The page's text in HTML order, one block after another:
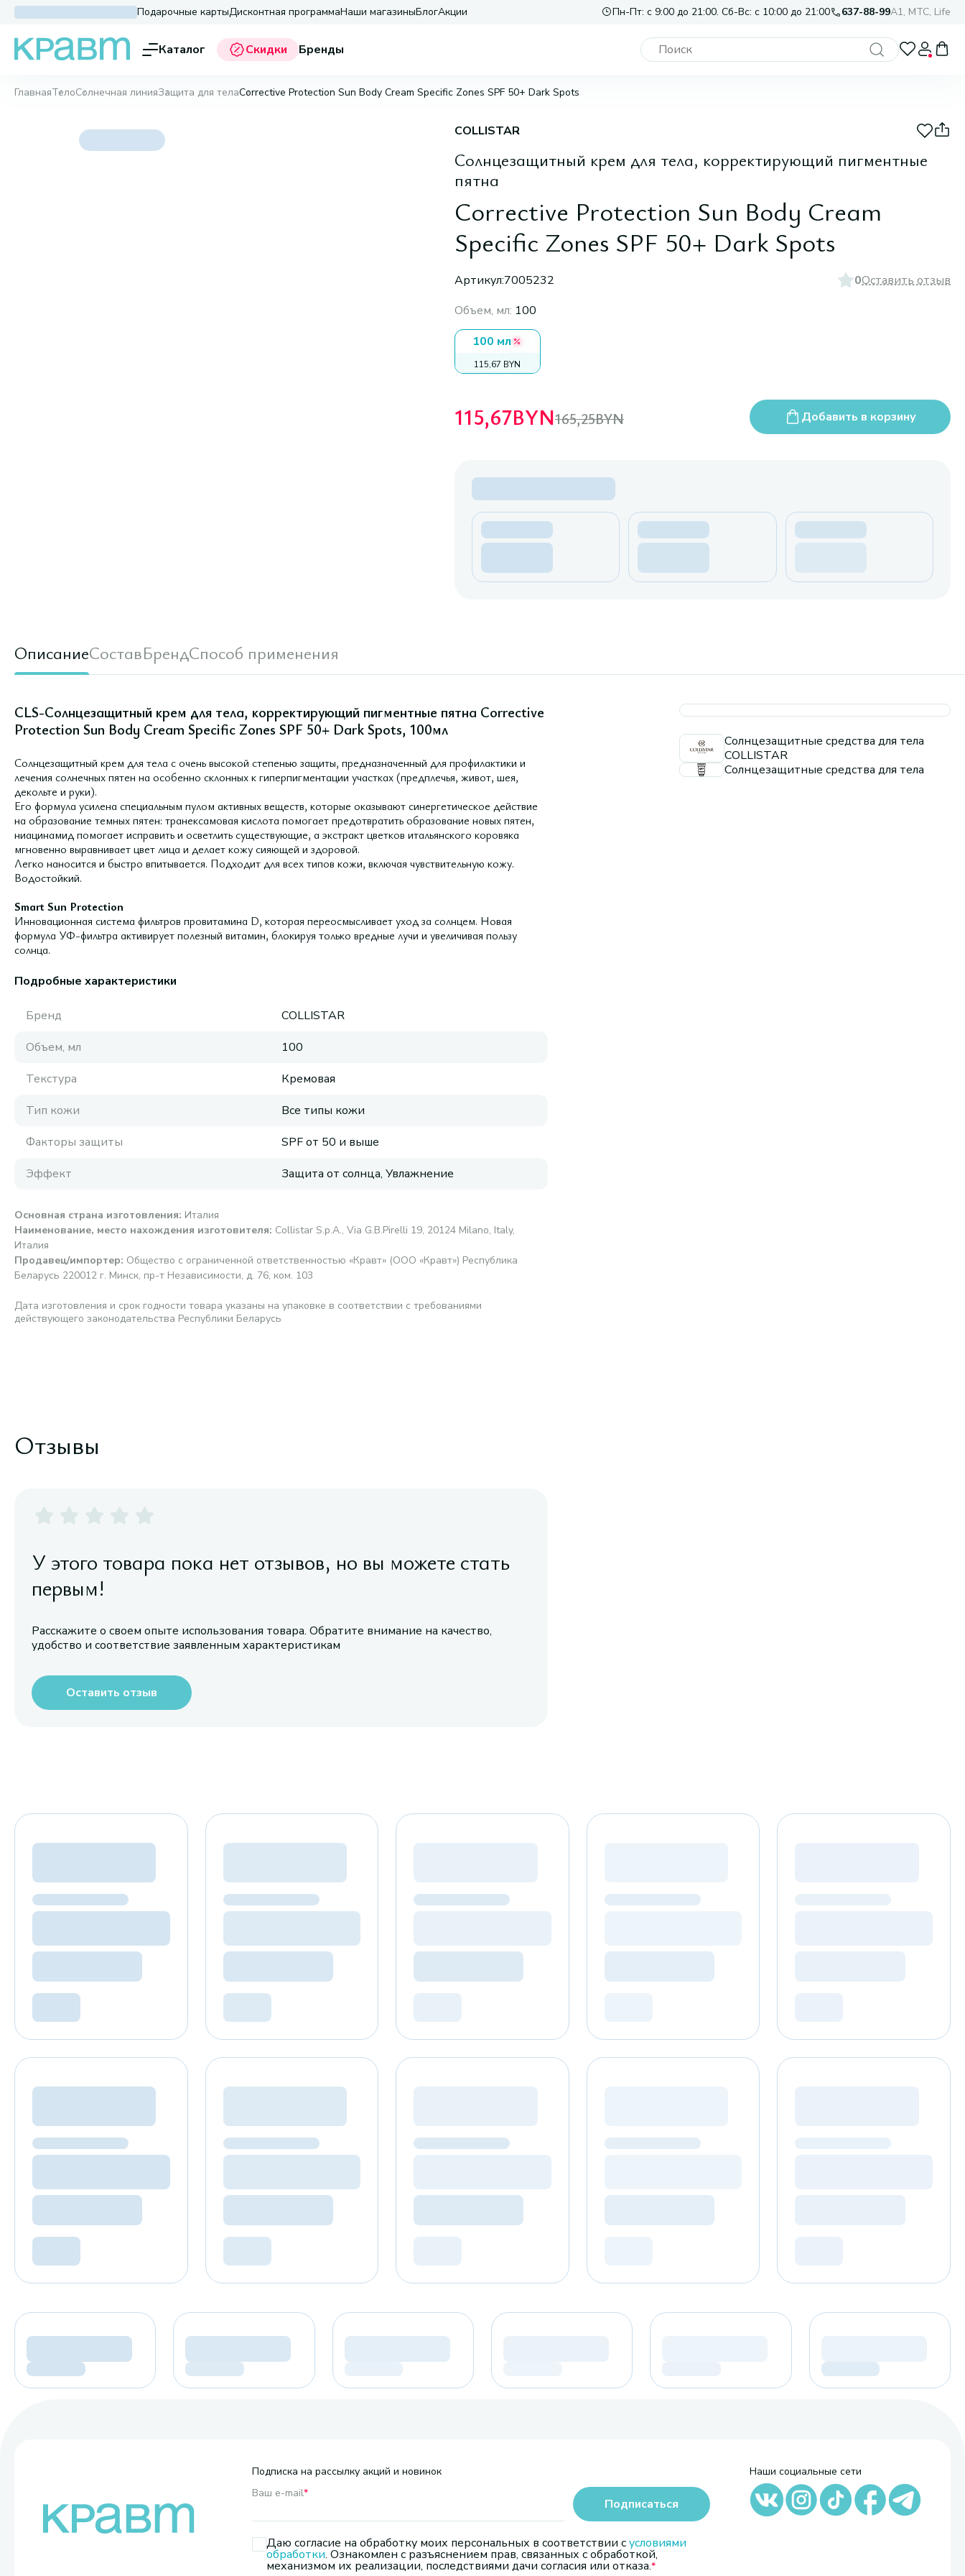
Подарочные картыДисконтная программаНаши магазиныБлогАкции Пн-Пт: с 9:00 до 21:00. Сб-Вс: с 10:00 до 21:00 637-88-99A1, МТС, Life
Каталог Скидки Бренды
ГлавнаяТелоСолнечная линияЗащита для телаCorrective Protection Sun Body Cream Specific Zones SPF 50+ Dark Spots
COLLISTAR
Солнцезащитный крем для тела, корректирующий пигментные
пятна
Corrective Protection Sun Body Cream
Specific Zones SPF 50+ Dark Spots
Артикул:7005232 0Оставить отзыв
Объем, мл: 100
100 мл
115,67 BYN
115,67BYN165,25BYN Добавить в корзину
ОписаниеСоставБрендСпособ применения
CLS-Солнцезащитный крем для тела, корректирующий пигментные пятна Corrective
Protection Sun Body Cream Specific Zones SPF 50+ Dark Spots, 100мл
Солнцезащитный крем для тела с очень высокой степенью защиты, предназначенный для профилактики и
лечения солнечных пятен на особенно склонных к гиперпигментации участках (предплечья, живот, шея,
декольте и руки).
Его формула усилена специальным пулом активных веществ, которые оказывают синергетическое действие
на образование темных пятен: транексамовая кислота помогает предотвратить образование новых пятен,
ниацинамид помогает исправить и осветлить существующие, а экстракт цветков итальянского коровяка
мгновенно выравнивает цвет лица и делает кожу сияющей и здоровой.
Легко наносится и быстро впитывается. Подходит для всех типов кожи, включая чувствительную кожу.
Водостойкий.
Smart Sun Protection
Инновационная система фильтров провитамина D, которая переосмысливает уход за солнцем. Новая
формула УФ-фильтра активирует полезный витамин, блокируя только вредные лучи и увеличивая пользу
солнца.
Подробные характеристики
Бренд
COLLISTAR
Объем, мл
100
Текстура
Кремовая
Тип кожи
Все типы кожи
Факторы защиты
SPF от 50 и выше
Эффект
Защита от солнца, Увлажнение
Основная страна изготовления: Италия
Наименование, место нахождения изготовителя: Collistar S.p.A., Via G.B.Pirelli 19, 20124 Milano, Italy,
Италия
Продавец/импортер: Общество с ограниченной ответственностью «Кравт» (ООО «Кравт») Республика
Беларусь 220012 г. Минск, пр-т Независимости, д. 76, ком. 103
Дата изготовления и срок годности товара указаны на упаковке в соответствии с требованиями
действующего законодательства Республики Беларусь
Солнцезащитные средства для тела
COLLISTAR
Солнцезащитные средства для тела
Отзывы
У этого товара пока нет отзывов, но вы можете стать
первым!
Расскажите о своем опыте использования товара. Обратите внимание на качество,
удобство и соответствие заявленным характеристикам
Оставить отзыв
Подписка на рассылку акций и новинок
Ваш e-mail*
Даю согласие на обработку моих персональных в соответствии сусловиями
обработки. Ознакомлен с разъяснением прав, связанных с обработкой,
механизмом их реализации, последствиями дачи согласия или отказа.
Подписаться
Наши социальные сети